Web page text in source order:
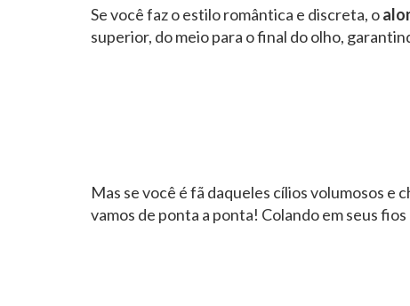
Se você faz o estilo romântica e discreta, o
superior, do meio para o final do olho,
Mas se você é fã daqueles cílios volumosos e
vamos de ponta a ponta! Colando em seus